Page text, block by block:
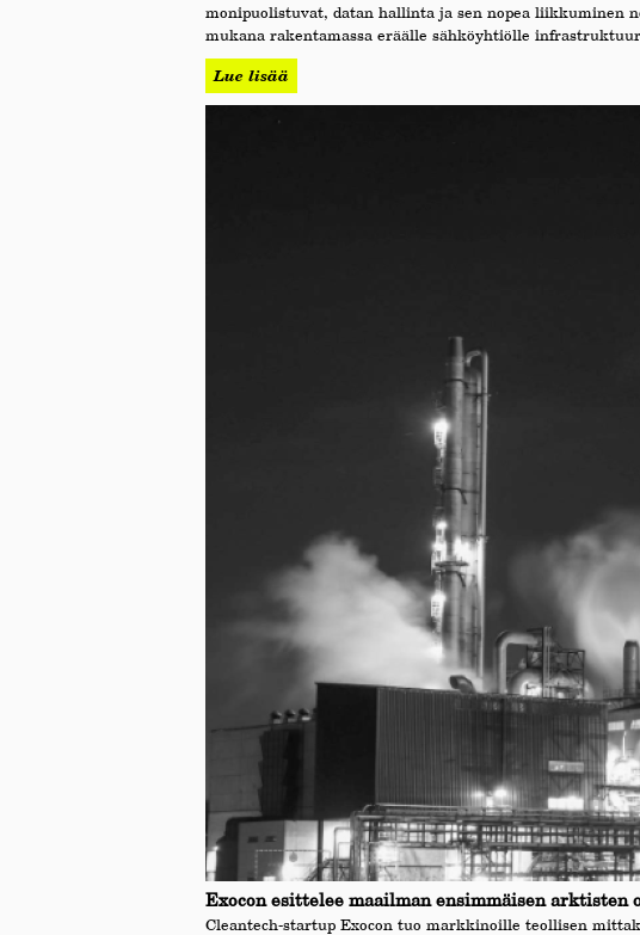
monipuolistuvat, datan hallinta ja sen nopea liikkuminen
mukana rakentamassa eräälle sähköyhtiölle
Lue lisää
Exocon esittelee maailman ensimmäisen
Cleantech-startup Exocon tuo markkinoille teollisen